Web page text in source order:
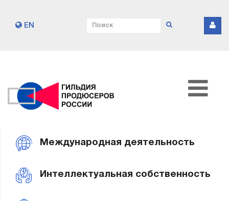
EN
Международная деятельность
Интеллектуальная собственность